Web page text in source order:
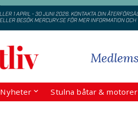
Nyheter Stulna båtar & motorer